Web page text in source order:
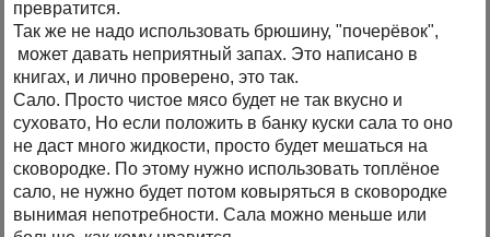
превратится.
Так же не надо использовать брюшину, "почерёвок",
может давать неприятный запах. Это написано в
книгах, и лично проверено, это так.
Сало. Просто чистое мясо будет не так вкусно и
суховато, Но если положить в банку куски сала то оно
не даст много жидкости, просто будет мешаться на
сковородке. По этому нужно использовать топлёное
сало, не нужно будет потом ковыряться в сковородке
вынимая непотребности. Сала можно меньше или